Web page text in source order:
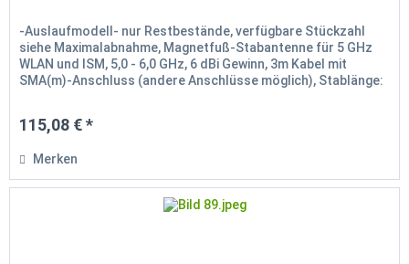
-Auslaufmodell- nur Restbestände, verfügbare Stückzahl
siehe Maximalabnahme, Magnetfuß-Stabantenne für 5 GHz
WLAN und ISM, 5,0 - 6,0 GHz, 6 dBi Gewinn, 3m Kabel mit
SMA(m)-Anschluss (andere Anschlüsse möglich), Stablänge:
115,08 € *
Merken